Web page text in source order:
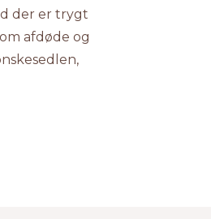
der er trygt
afdøde og